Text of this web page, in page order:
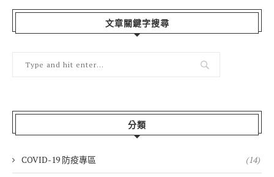
文章關鍵字搜尋
分類
COVID-19 防疫專區 (14)